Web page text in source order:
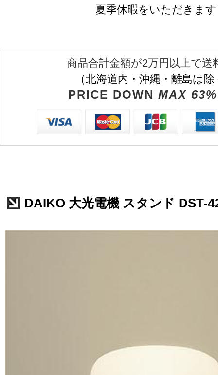
夏季休暇をいただきます
商品合計金額が2万円以上で送
（北海道内・沖縄・離島は
PRICE DOWN MAX
DAIKO 大光電機 スタンド DST-